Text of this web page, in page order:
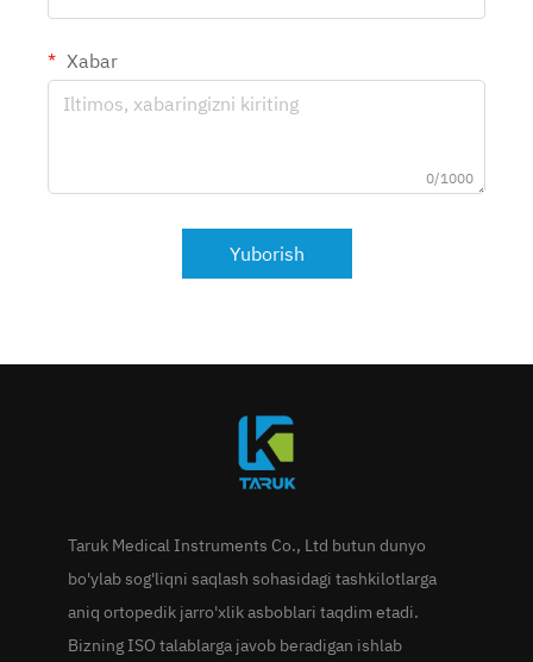
Xabar
0/1000
Yuborish
Taruk Medical Instruments Co., Ltd butun dunyo
bo'ylab sog'liqni saqlash sohasidagi tashkilotlarga
aniq ortopedik jarro'xlik asboblari taqdim etadi.
Bizning ISO talablarga javob beradigan ishlab